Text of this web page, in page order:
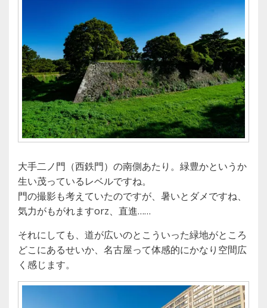
大手二ノ門（西鉄門）の南側あたり。緑豊かというか
生い茂っているレベルですね。
門の撮影も考えていたのですが、暑いとダメですね、
気力がもがれますorz、直進……
それにしても、道が広いのとこういった緑地がところ
どこにあるせいか、名古屋って体感的にかなり空間広
く感じます。